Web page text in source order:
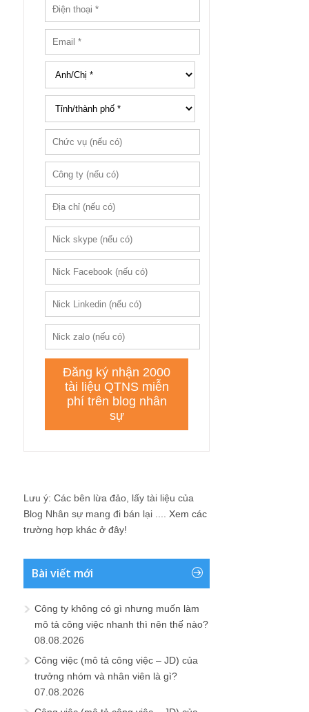
Lưu ý: Các bên lừa đảo, lấy tài liệu của
Blog Nhân sự mang đi bán lại .... Xem các
trường hợp khác ở đây!
Bài viết mới
Công ty không có gì nhưng muốn làm
mô tả công việc nhanh thì nên thế nào?
08.08.2026
Công việc (mô tả công việc – JD) của
trưởng nhóm và nhân viên là gì?
07.08.2026